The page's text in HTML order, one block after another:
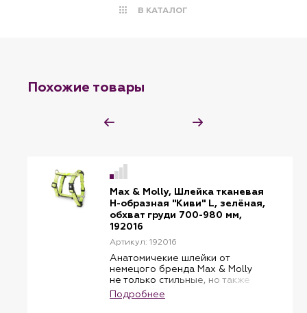
В КАТАЛОГ
Похожие товары
Max & Molly, Шлейка тканевая
H-образная "Киви" L, зелёная,
обхват груди 700-980 мм,
192016
Артикул: 192016
Анатомичекие шлейки от
немецого бренда Max & Molly
не только стильные, но также
безопасные и практичные. Две
сверхпрочные застежки-
Подробнее